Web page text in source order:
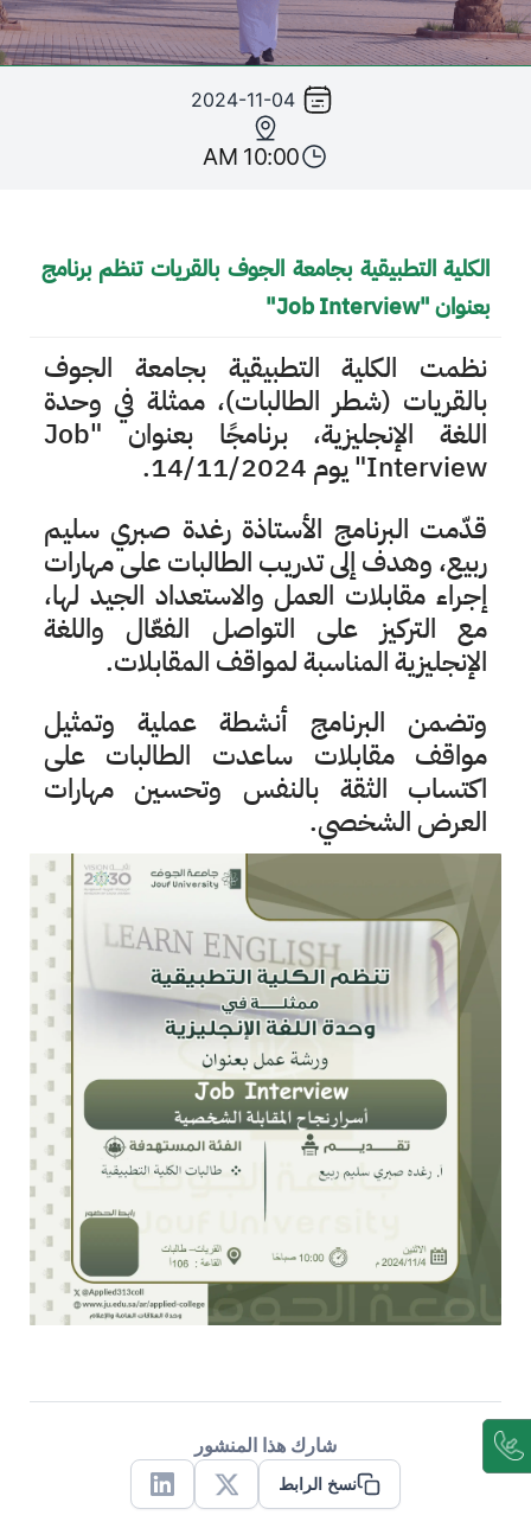
+
/".
interact
content.
2024-11-04
10:00 AM
الكلية التطبيقية بجامعة الجوف بالقريات تنظم برنامج
بعنوان "Job Interview"
نظمت الكلية التطبيقية بجامعة الجوف
بالقريات (شطر الطالبات)، ممثلة في وحدة
اللغة الإنجليزية، برنامجًا بعنوان "Job
Interview" يوم 14/11/2024.
قدّمت البرنامج الأستاذة رغدة صبري سليم
ربيع، وهدف إلى تدريب الطالبات على مهارات
إجراء مقابلات العمل والاستعداد الجيد لها،
مع التركيز على التواصل الفعّال واللغة
الإنجليزية المناسبة لمواقف المقابلات.
وتضمن البرنامج أنشطة عملية وتمثيل
مواقف مقابلات ساعدت الطالبات على
اكتساب الثقة بالنفس وتحسين مهارات
العرض الشخصي.
شارك هذا المنشور
نسخ الرابط
X
Linkedin